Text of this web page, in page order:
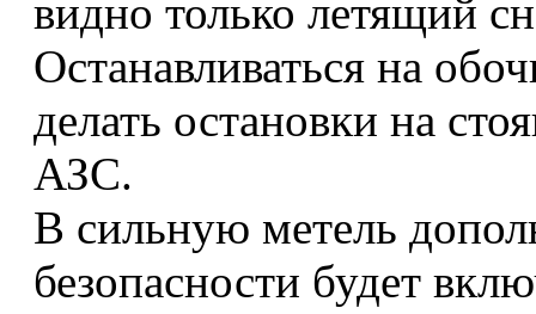
видно только летящий
Останавливаться на
делать остановки на
АЗС.
В сильную метель
безопасности будет